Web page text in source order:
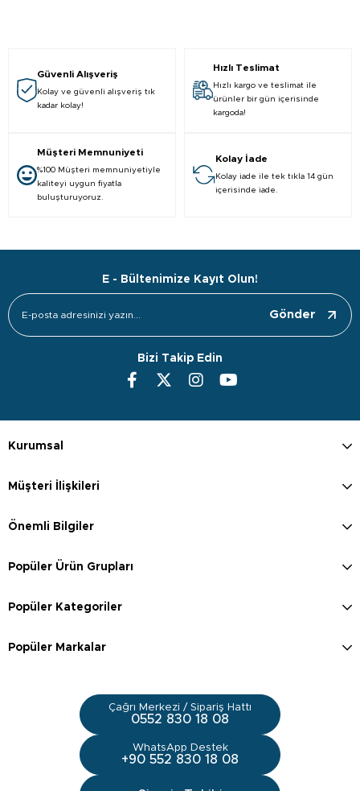
Güvenli Alışveriş
Kolay ve güvenli alışveriş tık
kadar kolay!
Hızlı Teslimat
Hızlı kargo ve teslimat ile
ürünler bir gün içerisinde
kargoda!
Müşteri Memnuniyeti
%100 Müşteri memnuniyetiyle
kaliteyi uygun fiyatla
buluşturuyoruz.
Kolay İade
Kolay iade ile tek tıkla 14 gün
içerisinde iade.
E - Bültenimize Kayıt Olun!
Gönder
Bizi Takip Edin
Kurumsal
Müşteri İlişkileri
Önemli Bilgiler
Popüler Ürün Grupları
Popüler Kategoriler
Popüler Markalar
Çağrı Merkezi / Sipariş Hattı
0552 830 18 08
WhatsApp Destek
+90 552 830 18 08